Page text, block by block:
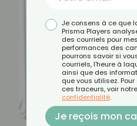
Je consens à ce que
Prisma Players
des courriels pour
performances des
pourrons savoir si
courriels, l'heure à
ainsi que des
que vous utilisez.
ces traceurs, voir notre
confidentialité.
Je reçois mon